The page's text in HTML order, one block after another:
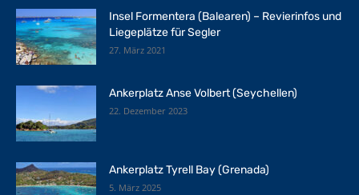
Insel Formentera (Balearen) – Revierinfos und
Liegeplätze für Segler
27. März 2021
Ankerplatz Anse Volbert (Seychellen)
22. Dezember 2023
Ankerplatz Tyrell Bay (Grenada)
5. März 2025